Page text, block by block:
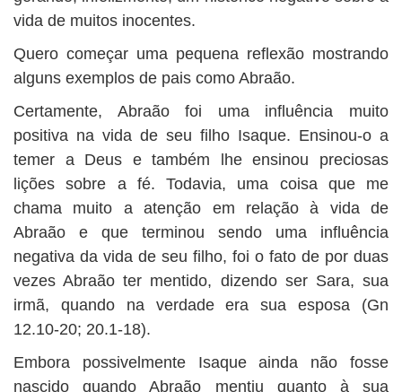
vida de muitos inocentes.
Quero começar uma pequena reflexão mostrando
alguns exemplos de pais como Abraão.
Certamente, Abraão foi uma influência muito
positiva na vida de seu filho Isaque. Ensinou-o a
temer a Deus e também lhe ensinou preciosas
lições sobre a fé. Todavia, uma coisa que me
chama muito a atenção em relação à vida de
Abraão e que terminou sendo uma influência
negativa da vida de seu filho, foi o fato de por duas
vezes Abraão ter mentido, dizendo ser Sara, sua
irmã, quando na verdade era sua esposa (Gn
12.10-20; 20.1-18).
Embora possivelmente Isaque ainda não fosse
nascido quando Abraão mentiu quanto à sua